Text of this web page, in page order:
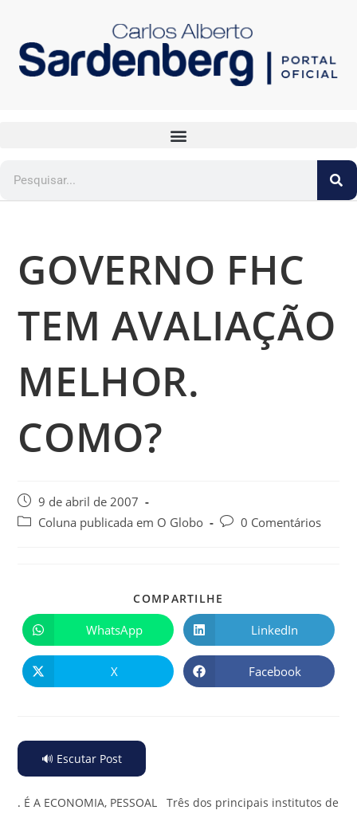
GOVERNO FHC
TEM AVALIAÇÃO
MELHOR.
COMO?
9 de abril de 2007
Coluna publicada em O Globo
0 Comentários
COMPARTILHE
WhatsApp LinkedIn
X Facebook
🔊 Escutar Post
. É A ECONOMIA, PESSOAL Três dos principais institutos de